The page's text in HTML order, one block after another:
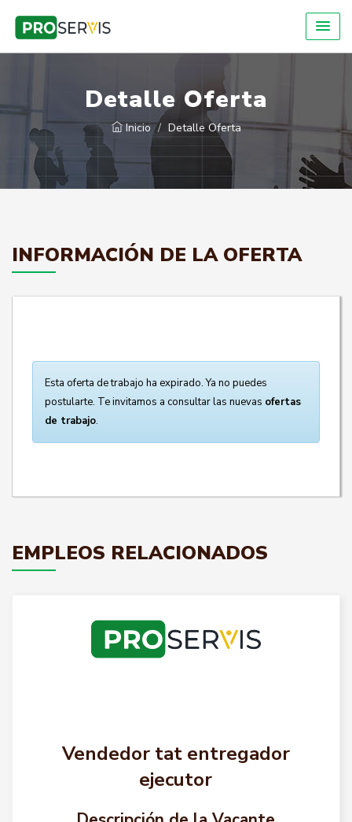
Detalle Oferta
Inicio Detalle Oferta
INFORMACIÓN DE LA OFERTA
Esta oferta de trabajo ha expirado. Ya no puedes
postularte. Te invitamos a consultar las nuevas ofertas
de trabajo.
EMPLEOS RELACIONADOS
Vendedor tat entregador
ejecutor